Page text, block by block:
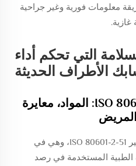
معلومات فورية وغير جراحية
التي تحكم أداء
الأطراف الحديثة
الامتثال للمعيار ISO 80601-2-51: المواد، معايرة
تتبع مشابك الأطراف اليوم معايير ISO 80601-2-51، وهي في
الطبية المستخدمة في رصد